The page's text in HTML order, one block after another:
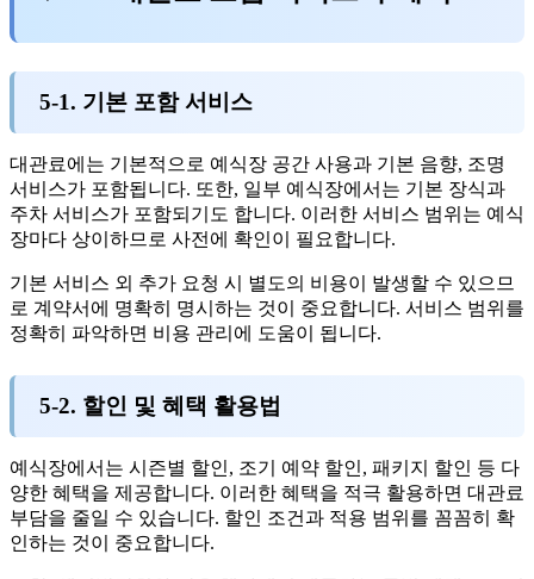
5-1. 기본 포함 서비스
대관료에는 기본적으로 예식장 공간 사용과 기본 음향, 조명
서비스가 포함됩니다. 또한, 일부 예식장에서는 기본 장식과
주차 서비스가 포함되기도 합니다. 이러한 서비스 범위는 예식
장마다 상이하므로 사전에 확인이 필요합니다.
기본 서비스 외 추가 요청 시 별도의 비용이 발생할 수 있으므
로 계약서에 명확히 명시하는 것이 중요합니다. 서비스 범위를
정확히 파악하면 비용 관리에 도움이 됩니다.
5-2. 할인 및 혜택 활용법
예식장에서는 시즌별 할인, 조기 예약 할인, 패키지 할인 등 다
양한 혜택을 제공합니다. 이러한 혜택을 적극 활용하면 대관료
부담을 줄일 수 있습니다. 할인 조건과 적용 범위를 꼼꼼히 확
인하는 것이 중요합니다.